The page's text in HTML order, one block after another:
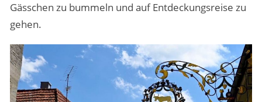
Gässchen zu bummeln und auf Entdeckungsreise zu
gehen.